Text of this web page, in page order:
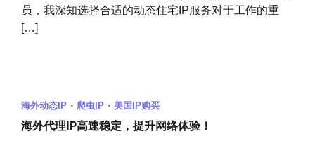
员，我深知选择合适的动态住宅IP服务对于工作的重
[…]
海外动态IP 爬虫IP 美国IP购买
海外代理IP高速稳定，提升网络体验！